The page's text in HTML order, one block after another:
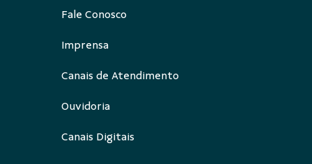
Fale Conosco
Imprensa
Canais de Atendimento
Ouvidoria
Canais Digitais